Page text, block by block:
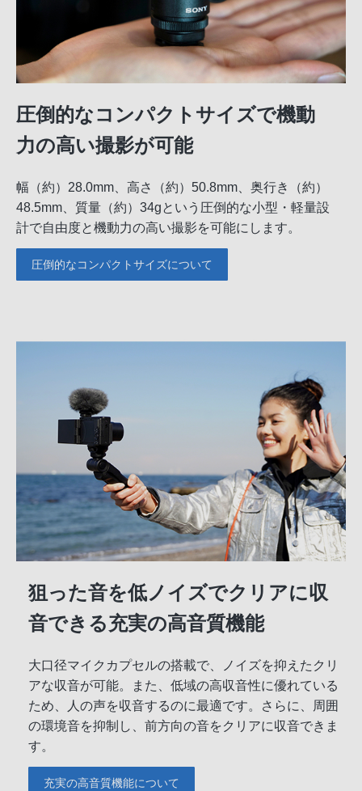
圧倒的なコンパクトサイズで機動
力の高い撮影が可能
幅（約）28.0mm、高さ（約）50.8mm、奥行き（約）
48.5mm、質量（約）34gという圧倒的な小型・軽量設
計で自由度と機動力の高い撮影を可能にします。
圧倒的なコンパクトサイズについて
狙った音を低ノイズでクリアに収
音できる充実の高音質機能
大口径マイクカプセルの搭載で、ノイズを抑えたクリ
アな収音が可能。また、低域の高収音性に優れている
ため、人の声を収音するのに最適です。さらに、周囲
の環境音を抑制し、前方向の音をクリアに収音できま
す。
充実の高音質機能について